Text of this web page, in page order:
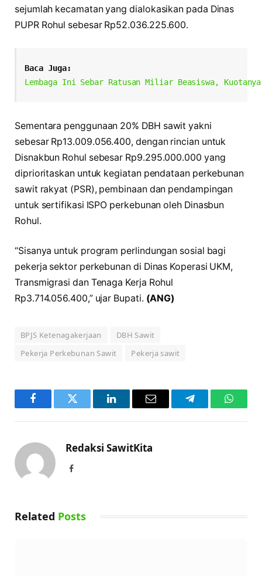
sejumlah kecamatan yang dialokasikan pada Dinas
PUPR Rohul sebesar Rp52.036.225.600.
Baca Juga:
Lembaga Ini Sebar Ratusan Miliar Beasiswa,
Sementara penggunaan 20% DBH sawit yakni
sebesar Rp13.009.056.400, dengan rincian untuk
Disnakbun Rohul sebesar Rp9.295.000.000 yang
diprioritaskan untuk kegiatan pendataan perkebunan
sawit rakyat (PSR), pembinaan dan pendampingan
untuk sertifikasi ISPO perkebunan oleh Dinasbun
Rohul.
“Sisanya untuk program perlindungan sosial bagi
pekerja sektor perkebunan di Dinas Koperasi UKM,
Transmigrasi dan Tenaga Kerja Rohul
Rp3.714.056.400,” ujar Bupati. (ANG)
BPJS Ketenagakerjaan
DBH Sawit
Pekerja Perkebunan Sawit
Pekerja sawit
FacebookTwitter LinkedInEmail Telegram
Redaksi SawitKita
Facebook
Related Posts